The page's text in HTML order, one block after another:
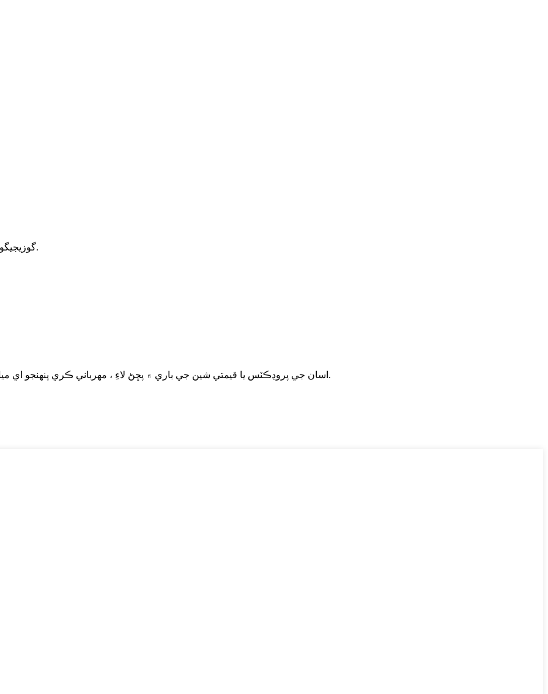
گوزيجيگو صنعتي علائقو ، ژائوژان ٽائون ، جنن ضلعي ، تينجن سٽي ، چين.
اسان جي پروڊڪٽس يا قيمتي شين جي باري ۾ پڇڻ لاءِ ، مهرباني ڪري پنهنجو اي ميل اسان ڏانهن ڇڏينداسين ۽ اسان 24 ڪلاڪن اندر رابطي ۾ رهنداسين.